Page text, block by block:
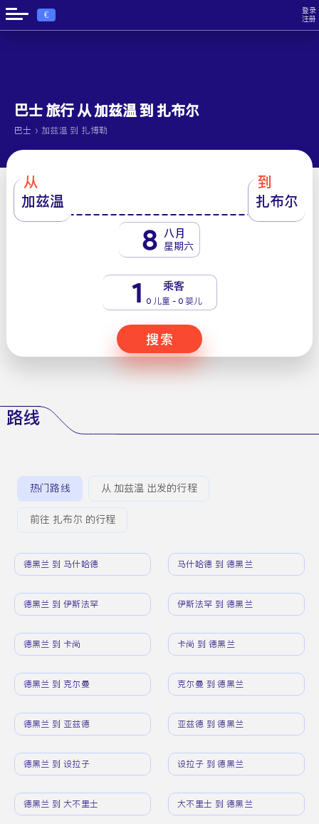
€
登录
注册
巴士 旅行 从 加兹温 到 扎布尔
巴士 › 加兹温 到 扎博勒
从
加兹温
到
扎布尔
8 八月
星期六
1 乘客
0 儿童 - 0 婴儿
搜索
路线
热门路线 从 加兹温 出发的行程
前往 扎布尔 的行程
德黑兰 到 马什哈德 马什哈德 到 德黑兰
德黑兰 到 伊斯法罕 伊斯法罕 到 德黑兰
德黑兰 到 卡尚 卡尚 到 德黑兰
德黑兰 到 克尔曼 克尔曼 到 德黑兰
德黑兰 到 亚兹德 亚兹德 到 德黑兰
德黑兰 到 设拉子 设拉子 到 德黑兰
德黑兰 到 大不里士 大不里士 到 德黑兰